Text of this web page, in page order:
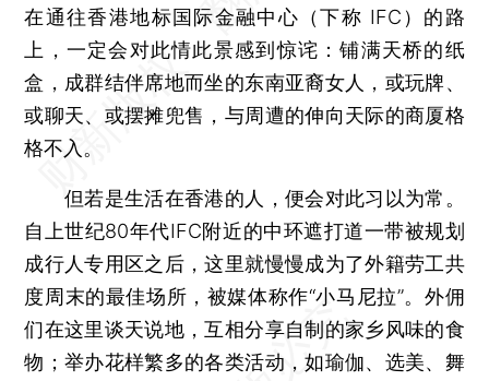
在通往香港地标国际金融中心（下称 IFC）的路
上，一定会对此情此景感到惊诧：铺满天桥的纸
盒，成群结伴席地而坐的东南亚裔女人，或玩牌、
或聊天、或摆摊兜售，与周遭的伸向天际的商厦格
格不入。
但若是生活在香港的人，便会对此习以为常。
自上世纪80年代IFC附近的中环遮打道一带被规划
成行人专用区之后，这里就慢慢成为了外籍劳工共
度周末的最佳场所，被媒体称作“小马尼拉”。外佣
们在这里谈天说地，互相分享自制的家乡风味的食
物；举办花样繁多的各类活动，如瑜伽、选美、舞